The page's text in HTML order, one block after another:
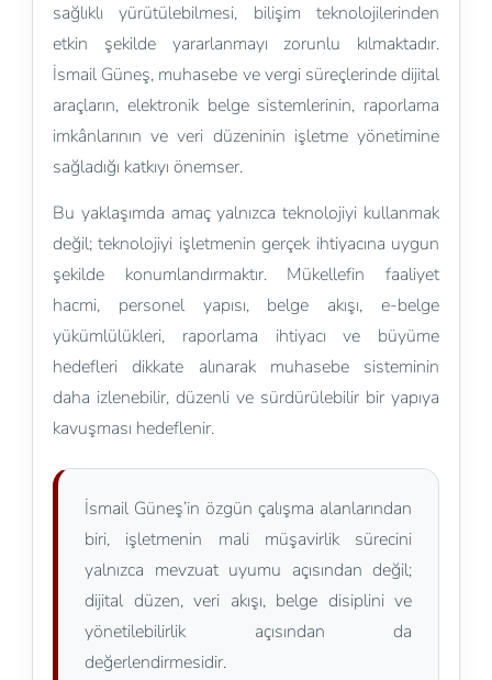
sağlıklı yürütülebilmesi, bilişim teknolojilerinden
etkin şekilde yararlanmayı zorunlu kılmaktadır.
İsmail Güneş, muhasebe ve vergi süreçlerinde dijital
araçların, elektronik belge sistemlerinin, raporlama
imkânlarının ve veri düzeninin işletme yönetimine
sağladığı katkıyı önemser.
Bu yaklaşımda amaç yalnızca teknolojiyi kullanmak
değil; teknolojiyi işletmenin gerçek ihtiyacına uygun
şekilde konumlandırmaktır. Mükellefin faaliyet
hacmi, personel yapısı, belge akışı, e-belge
yükümlülükleri, raporlama ihtiyacı ve büyüme
hedefleri dikkate alınarak muhasebe sisteminin
daha izlenebilir, düzenli ve sürdürülebilir bir yapıya
kavuşması hedeflenir.
İsmail Güneş’in özgün çalışma alanlarından
biri, işletmenin mali müşavirlik sürecini
yalnızca mevzuat uyumu açısından değil;
dijital düzen, veri akışı, belge disiplini ve
yönetilebilirlik açısından da
değerlendirmesidir.